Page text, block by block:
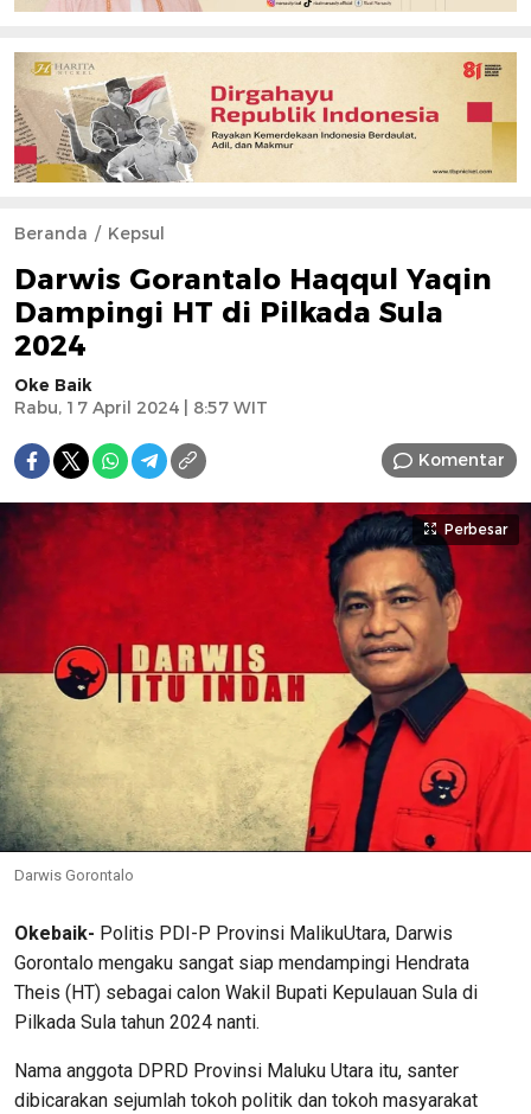
Beranda Kepsul
Darwis Gorantalo Haqqul Yaqin
Dampingi HT di Pilkada Sula
2024
Oke Baik
Rabu, 17 April 2024 | 8:57 WIT
Komentar
Perbesar
Darwis Gorontalo
Okebaik- Politis PDI-P Provinsi MalikuUtara, Darwis
Gorontalo mengaku sangat siap mendampingi Hendrata
Theis (HT) sebagai calon Wakil Bupati Kepulauan Sula di
Pilkada Sula tahun 2024 nanti.
Nama anggota DPRD Provinsi Maluku Utara itu, santer
dibicarakan sejumlah tokoh politik dan tokoh masyarakat